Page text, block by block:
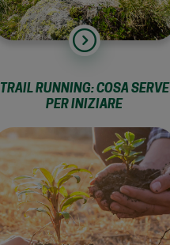
TRAIL RUNNING: COSA SERVE
PER INIZIARE